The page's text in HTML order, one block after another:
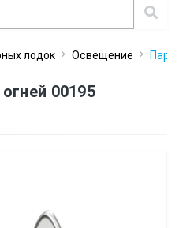
лодок Освещение Пара
00195